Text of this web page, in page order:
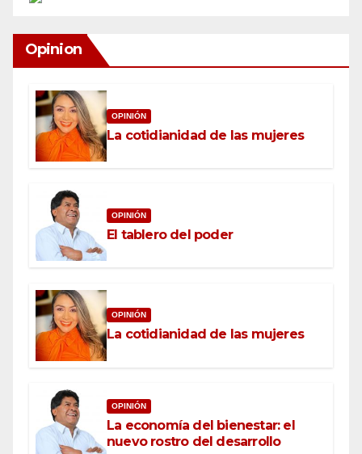
Opinion
OPINIÓN
La cotidianidad de las mujeres
OPINIÓN
El tablero del poder
OPINIÓN
La cotidianidad de las mujeres
OPINIÓN
La economía del bienestar: el
nuevo rostro del desarrollo